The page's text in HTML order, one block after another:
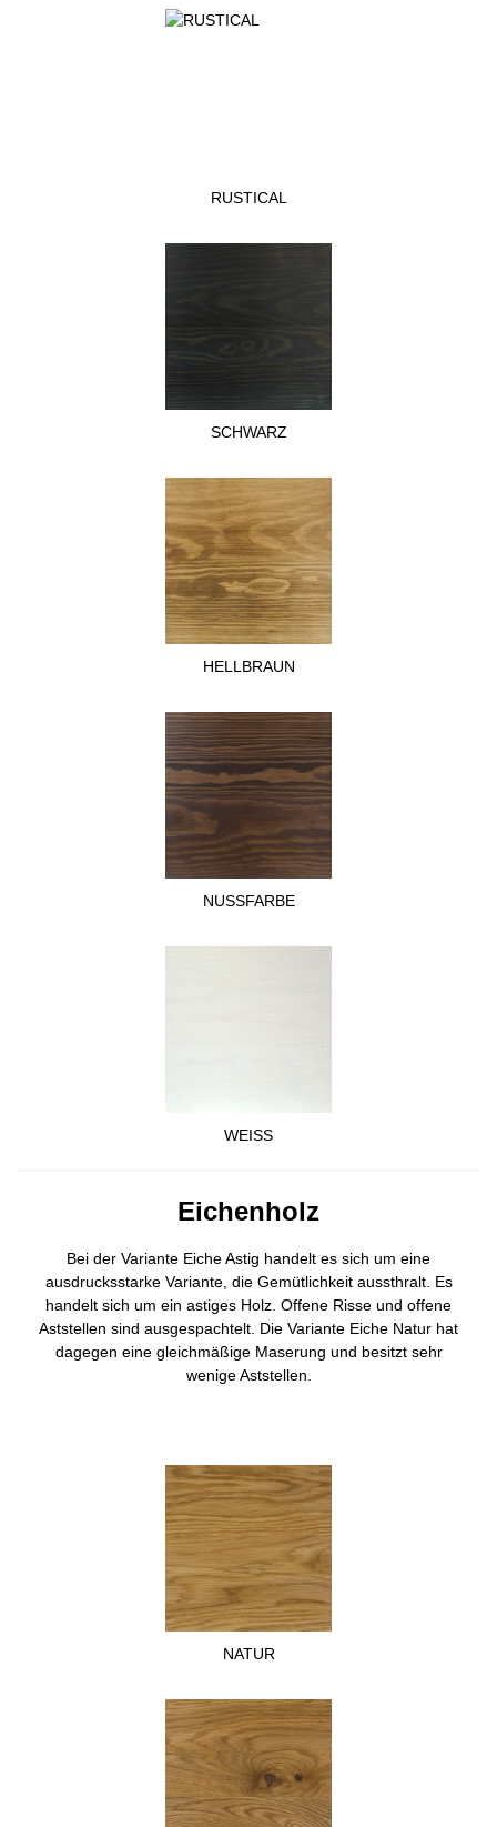
RUSTICAL
SCHWARZ
HELLBRAUN
NUSSFARBE
WEISS
Eichenholz
Bei der Variante Eiche Astig handelt es sich um eine
ausdrucksstarke Variante, die Gemütlichkeit aussthralt. Es
handelt sich um ein astiges Holz. Offene Risse und offene
Aststellen sind ausgespachtelt. Die Variante Eiche Natur hat
dagegen eine gleichmäßige Maserung und besitzt sehr
wenige Aststellen.
NATUR